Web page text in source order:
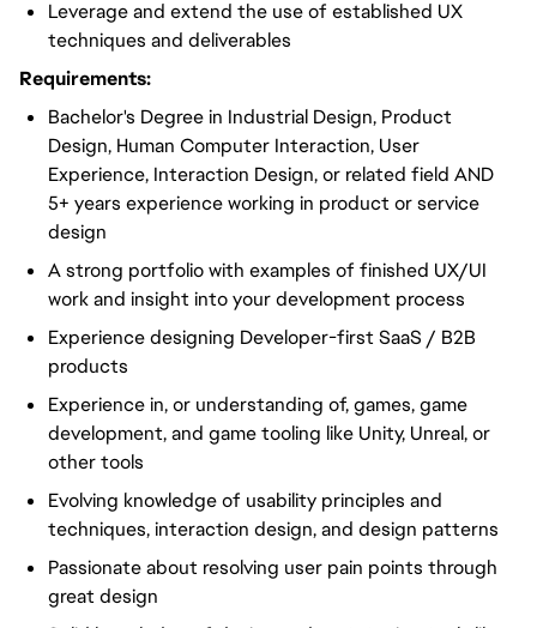
Leverage and extend the use of established UX
techniques and deliverables
Requirements:
Bachelor's Degree in Industrial Design, Product
Design, Human Computer Interaction, User
Experience, Interaction Design, or related field AND
5+ years experience working in product or service
design
A strong portfolio with examples of finished UX/UI
work and insight into your development process
Experience designing Developer-first SaaS / B2B
products
Experience in, or understanding of, games, game
development, and game tooling like Unity, Unreal, or
other tools
Evolving knowledge of usability principles and
techniques, interaction design, and design patterns
Passionate about resolving user pain points through
great design